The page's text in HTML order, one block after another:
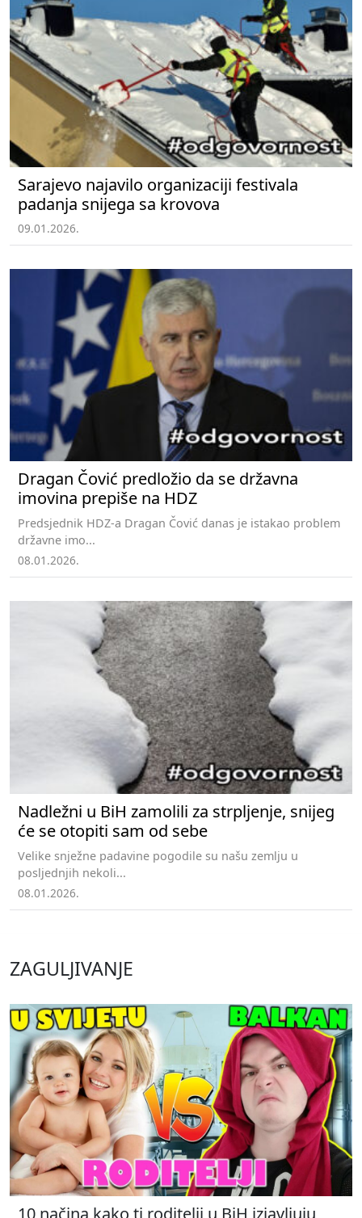
Sarajevo najavilo organizaciji festivala
padanja snijega sa krovova
09.01.2026.
Dragan Čović predložio da se državna
imovina prepiše na HDZ
Predsjednik HDZ-a Dragan Čović danas je istakao problem
državne imo...
08.01.2026.
Nadležni u BiH zamolili za strpljenje, snijeg
će se otopiti sam od sebe
Velike snježne padavine pogodile su našu zemlju u
posljednjih nekoli...
08.01.2026.
ZAGULJIVANJE